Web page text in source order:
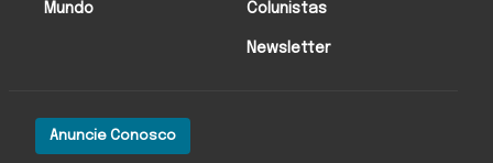
Anuncie Conosco
Mundo Colunistas
Newsletter